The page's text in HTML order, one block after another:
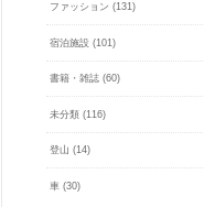
ファッション (131)
宿泊施設 (101)
書籍・雑誌 (60)
未分類 (116)
登山 (14)
車 (30)